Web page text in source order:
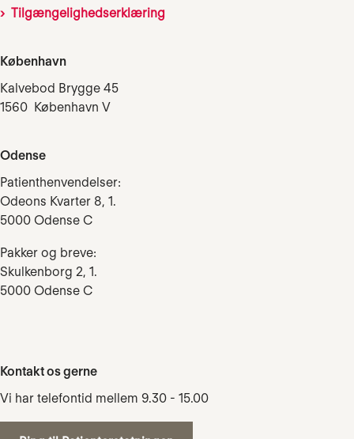
Tilgængelighedserklæring
København
Kalvebod Brygge 45
1560 København V
Odense
Patienthenvendelser:
Odeons Kvarter 8, 1.
5000 Odense C
Pakker og breve:
Skulkenborg 2, 1.
5000 Odense C
Kontakt os gerne
Vi har telefontid mellem 9.30 - 15.00